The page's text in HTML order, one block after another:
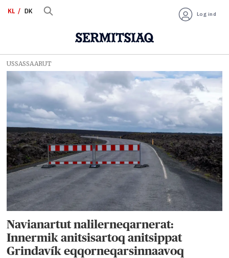
KL DK Log ind
Tag:
seismisk
aktivitet
USSASSAARUT
Navianartut nalilerneqarnerat:
Innermik anitsisartoq anitsippat
Grindavík eqqorneqarsinnaavoq